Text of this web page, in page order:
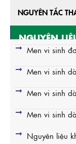
NGUYÊN TẮC
NGUYÊN
Men vi sinh
Men vi sinh
Men vi sinh
Men vi sinh
Nguyên liệu